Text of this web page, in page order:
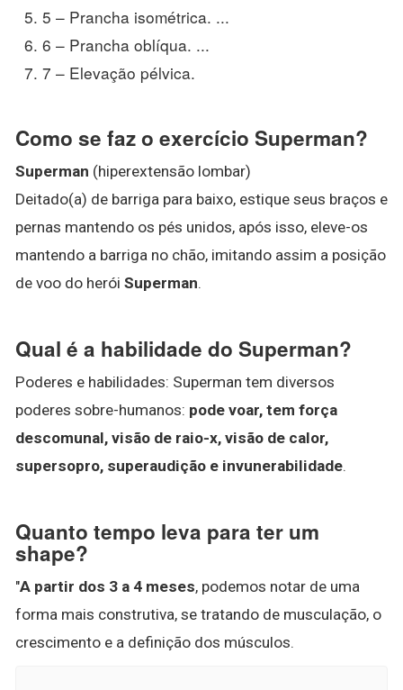
5 – Prancha isométrica. ...
6 – Prancha oblíqua. ...
7 – Elevação pélvica.
Como se faz o exercício Superman?
Superman (hiperextensão lombar)
Deitado(a) de barriga para baixo, estique seus braços e
pernas mantendo os pés unidos, após isso, eleve-os
mantendo a barriga no chão, imitando assim a posição
de voo do herói Superman.
Qual é a habilidade do Superman?
Poderes e habilidades: Superman tem diversos
poderes sobre-humanos: pode voar, tem força
descomunal, visão de raio-x, visão de calor,
supersopro, superaudição e invunerabilidade.
Quanto tempo leva para ter um
shape?
"A partir dos 3 a 4 meses, podemos notar de uma
forma mais construtiva, se tratando de musculação, o
crescimento e a definição dos músculos.